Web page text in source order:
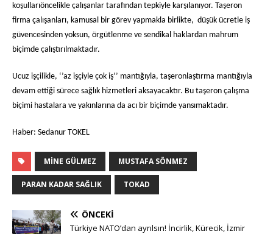
koşullarıöncelikle çalışanlar tarafından tepkiyle karşılanıyor. Taşeron
firma çalışanları, kamusal bir görev yapmakla birlikte, düşük ücretle iş
güvencesinden yoksun, örgütlenme ve sendikal haklardan mahrum
biçimde çalıştırılmaktadır.
Ucuz işçilikle, ‘’az işçiyle çok iş’’ mantığıyla, taşeronlaştırma mantığıyla
devam ettiği sürece sağlık hizmetleri aksayacaktır. Bu taşeron çalışma
biçimi hastalara ve yakınlarına da acı bir biçimde yansımaktadır.
Haber: Sedanur TOKEL
MINE GÜLMEZ MUSTAFA SÖNMEZ
PARAN KADAR SAĞLIK TOKAD
ÖNCEKI
Türkiye NATO’dan ayrılsın! İncirlik, Kürecik, İzmir